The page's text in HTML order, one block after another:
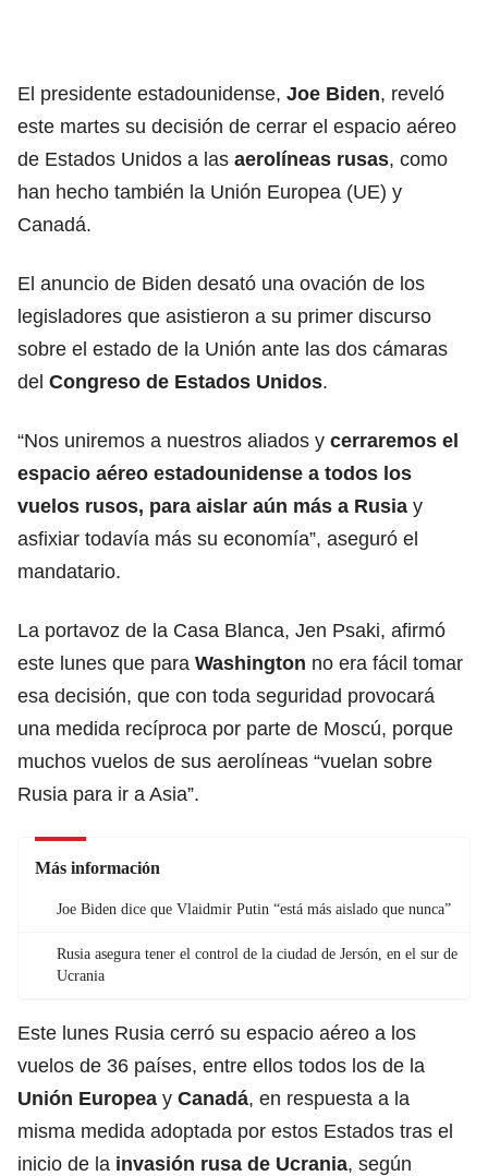
El presidente estadounidense, Joe Biden, reveló
este martes su decisión de cerrar el espacio aéreo
de Estados Unidos a las aerolíneas rusas, como
han hecho también la Unión Europea (UE) y
Canadá.
El anuncio de Biden desató una ovación de los
legisladores que asistieron a su primer discurso
sobre el estado de la Unión ante las dos cámaras
del Congreso de Estados Unidos.
“Nos uniremos a nuestros aliados y cerraremos el
espacio aéreo estadounidense a todos los
vuelos rusos, para aislar aún más a Rusia y
asfixiar todavía más su economía”, aseguró el
mandatario.
La portavoz de la Casa Blanca, Jen Psaki, afirmó
este lunes que para Washington no era fácil tomar
esa decisión, que con toda seguridad provocará
una medida recíproca por parte de Moscú, porque
muchos vuelos de sus aerolíneas “vuelan sobre
Rusia para ir a Asia”.
Más información
Joe Biden dice que Vlaidmir Putin “está más aislado que nunca”
Rusia asegura tener el control de la ciudad de Jersón, en el sur de
Ucrania
Este lunes Rusia cerró su espacio aéreo a los
vuelos de 36 países, entre ellos todos los de la
Unión Europea y Canadá, en respuesta a la
misma medida adoptada por estos Estados tras el
inicio de la invasión rusa de Ucrania, según